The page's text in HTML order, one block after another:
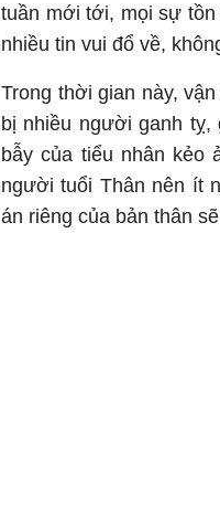
tuần mới tới, mọi sự
nhiều tin vui đổ về,
Trong thời gian này,
bị nhiều người ganh tỵ,
bẫy của tiểu nhân kẻo
người tuổi Thân nên ít
án riêng của bản thân